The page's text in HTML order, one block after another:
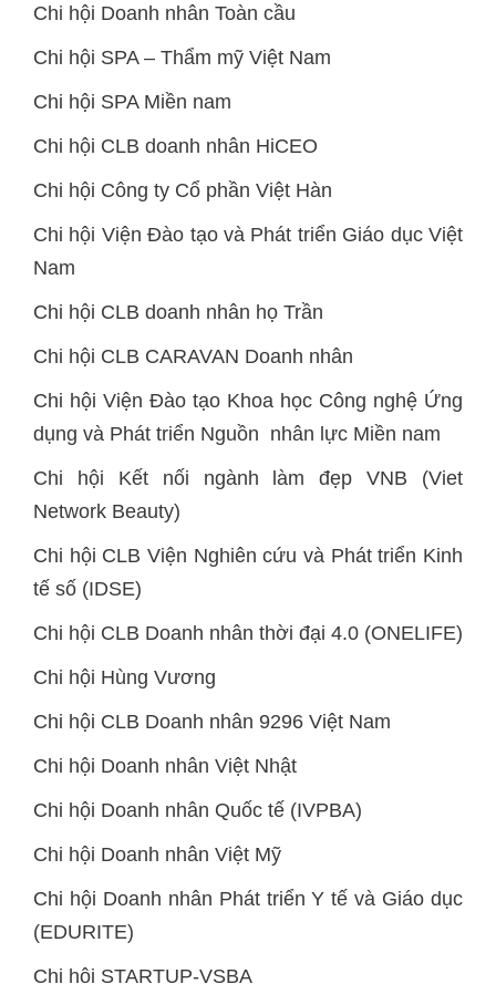
Chi hội Doanh nhân Toàn cầu
Chi hội SPA – Thẩm mỹ Việt Nam
Chi hội SPA Miền nam
Chi hội CLB doanh nhân HiCEO
Chi hội Công ty Cổ phần Việt Hàn
Chi hội Viện Đào tạo và Phát triển Giáo dục Việt
Nam
Chi hội CLB doanh nhân họ Trần
Chi hội CLB CARAVAN Doanh nhân
Chi hội Viện Đào tạo Khoa học Công nghệ Ứng
dụng và Phát triển Nguồn nhân lực Miền nam
Chi hội Kết nối ngành làm đẹp VNB (Viet
Network Beauty)
Chi hội CLB Viện Nghiên cứu và Phát triển Kinh
tế số (IDSE)
Chi hội CLB Doanh nhân thời đại 4.0 (ONELIFE)
Chi hội Hùng Vương
Chi hội CLB Doanh nhân 9296 Việt Nam
Chi hội Doanh nhân Việt Nhật
Chi hội Doanh nhân Quốc tế (IVPBA)
Chi hội Doanh nhân Việt Mỹ
Chi hội Doanh nhân Phát triển Y tế và Giáo dục
(EDURITE)
Chi hội STARTUP-VSBA